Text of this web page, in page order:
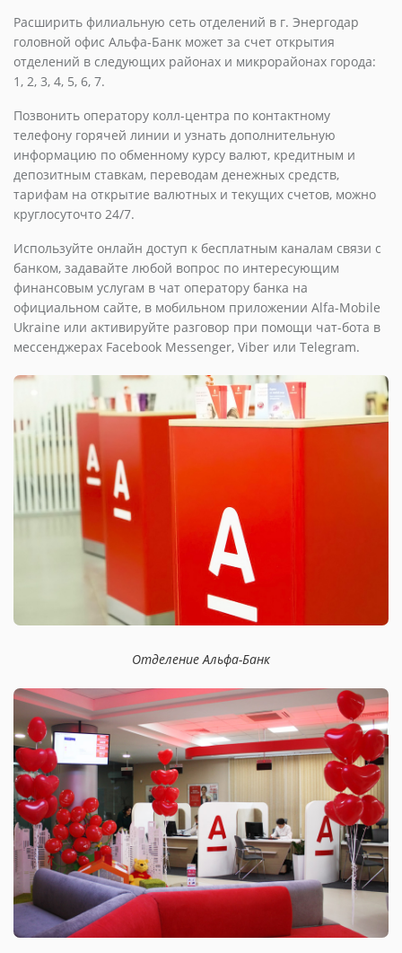
Расширить филиальную сеть отделений в г. Энергодар
головной офис Альфа-Банк может за счет открытия
отделений в следующих районах и микрорайонах города:
1, 2, 3, 4, 5, 6, 7.
Позвонить оператору колл-центра по контактному
телефону горячей линии и узнать дополнительную
информацию по обменному курсу валют, кредитным и
депозитным ставкам, переводам денежных средств,
тарифам на открытие валютных и текущих счетов, можно
круглосуточто 24/7.
Используйте онлайн доступ к бесплатным каналам связи с
банком, задавайте любой вопрос по интересующим
финансовым услугам в чат оператору банка на
официальном сайте, в мобильном приложении Alfa-Mobile
Ukraine или активируйте разговор при помощи чат-бота в
мессенджерах Facebook Messenger, Viber или Telegram.
Отделение Альфа-Банк